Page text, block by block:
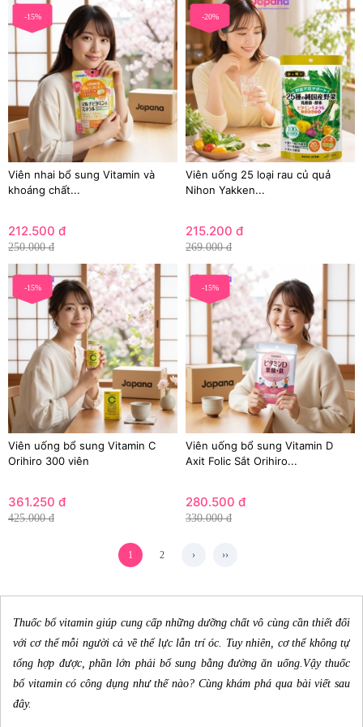
-15%
Viên nhai bổ sung Vitamin và
khoáng chất...
212.500 đ
250.000 đ
-20%
Viên uống 25 loại rau củ quả
Nihon Yakken...
215.200 đ
269.000 đ
-15%
Viên uống bổ sung Vitamin C
Orihiro 300 viên
361.250 đ
425.000 đ
-15%
Viên uống bổ sung Vitamin D
Axit Folic Sắt Orihiro...
280.500 đ
330.000 đ
1 2 › ››
Thuốc bổ vitamin giúp cung cấp những dưỡng chất vô cùng cần thiết đối
với cơ thể mỗi người cả về thể lực lẫn trí óc. Tuy nhiên, cơ thể không tự
tổng hợp được, phần lớn phải bổ sung bằng đường ăn uống.Vậy thuốc
bổ vitamin có công dụng như thế nào? Cùng khám phá qua bài viết sau
đây.